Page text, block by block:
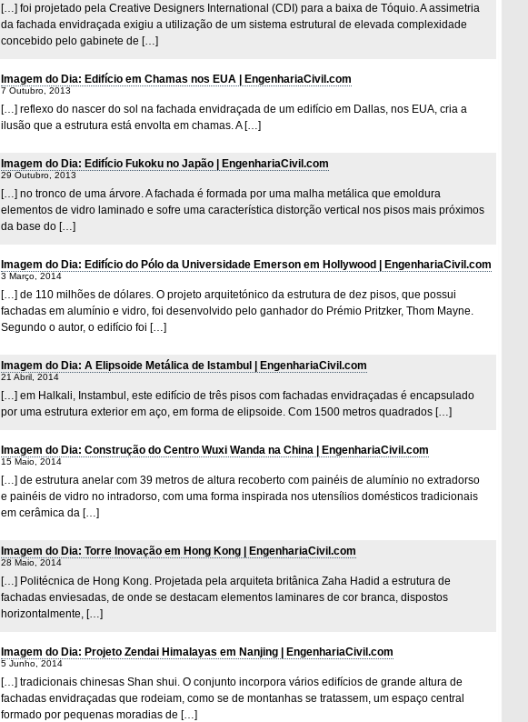
[…] foi projetado pela Creative Designers International (CDI) para a baixa de Tóquio. A assimetria
da fachada envidraçada exigiu a utilização de um sistema estrutural de elevada complexidade
concebido pelo gabinete de […]
Imagem do Dia: Edifício em Chamas nos EUA | EngenhariaCivil.com
7 Outubro, 2013
[…] reflexo do nascer do sol na fachada envidraçada de um edifício em Dallas, nos EUA, cria a
ilusão que a estrutura está envolta em chamas. A […]
Imagem do Dia: Edifício Fukoku no Japão | EngenhariaCivil.com
29 Outubro, 2013
[…] no tronco de uma árvore. A fachada é formada por uma malha metálica que emoldura
elementos de vidro laminado e sofre uma característica distorção vertical nos pisos mais próximos
da base do […]
Imagem do Dia: Edifício do Pólo da Universidade Emerson em Hollywood | EngenhariaCivil.com
3 Março, 2014
[…] de 110 milhões de dólares. O projeto arquitetónico da estrutura de dez pisos, que possui
fachadas em alumínio e vidro, foi desenvolvido pelo ganhador do Prémio Pritzker, Thom Mayne.
Segundo o autor, o edifício foi […]
Imagem do Dia: A Elipsoide Metálica de Istambul | EngenhariaCivil.com
21 Abril, 2014
[…] em Halkali, Instambul, este edifício de três pisos com fachadas envidraçadas é encapsulado
por uma estrutura exterior em aço, em forma de elipsoide. Com 1500 metros quadrados […]
Imagem do Dia: Construção do Centro Wuxi Wanda na China | EngenhariaCivil.com
15 Maio, 2014
[…] de estrutura anelar com 39 metros de altura recoberto com painéis de alumínio no extradorso
e painéis de vidro no intradorso, com uma forma inspirada nos utensílios domésticos tradicionais
em cerâmica da […]
Imagem do Dia: Torre Inovação em Hong Kong | EngenhariaCivil.com
28 Maio, 2014
[…] Politécnica de Hong Kong. Projetada pela arquiteta britânica Zaha Hadid a estrutura de
fachadas enviesadas, de onde se destacam elementos laminares de cor branca, dispostos
horizontalmente, […]
Imagem do Dia: Projeto Zendai Himalayas em Nanjing | EngenhariaCivil.com
5 Junho, 2014
[…] tradicionais chinesas Shan shui. O conjunto incorpora vários edifícios de grande altura de
fachadas envidraçadas que rodeiam, como se de montanhas se tratassem, um espaço central
formado por pequenas moradias de […]